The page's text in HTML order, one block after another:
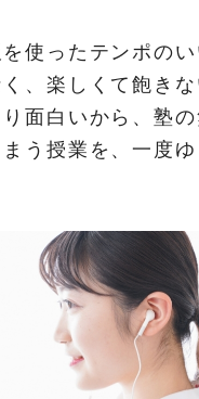
使ったテンポの
、楽しくて飽き
面白いから、塾
う授業を、一度